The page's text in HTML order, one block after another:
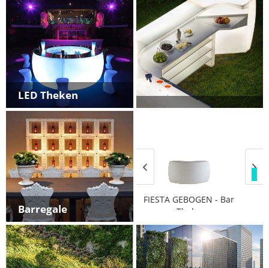
LED Theken
FIESTA GEBOGEN - Bar
Theke
ab 2.064,65 € *
Modulare LED – Bar
18.207,00 € *
Barregale